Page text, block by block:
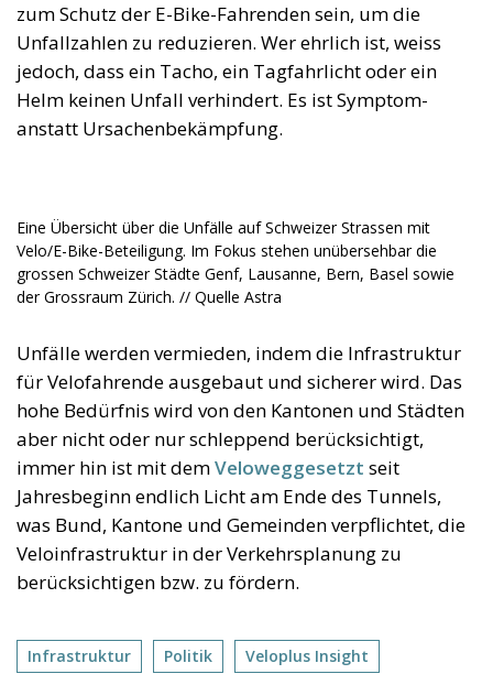
zum Schutz der E-Bike-Fahrenden sein, um die
Unfallzahlen zu reduzieren. Wer ehrlich ist, weiss
jedoch, dass ein Tacho, ein Tagfahrlicht oder ein
Helm keinen Unfall verhindert. Es ist Symptom-
anstatt Ursachenbekämpfung.
Eine Übersicht über die Unfälle auf Schweizer Strassen mit
Velo/E-Bike-Beteiligung. Im Fokus stehen unübersehbar die
grossen Schweizer Städte Genf, Lausanne, Bern, Basel sowie
der Grossraum Zürich. // Quelle Astra
Unfälle werden vermieden, indem die Infrastruktur
für Velofahrende ausgebaut und sicherer wird. Das
hohe Bedürfnis wird von den Kantonen und Städten
aber nicht oder nur schleppend berücksichtigt,
immer hin ist mit demVeloweggesetzt seit
Jahresbeginn endlich Licht am Ende des Tunnels,
was Bund, Kantone und Gemeinden verpflichtet, die
Veloinfrastruktur in der Verkehrsplanung zu
berücksichtigen bzw. zu fördern.
Infrastruktur Politik Veloplus Insight